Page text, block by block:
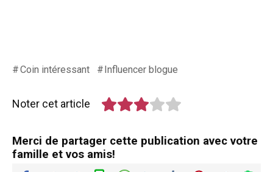
Coin intéressant Influencer blogue
Noter cet article
Merci de partager cette publication avec votre
famille et vos amis!